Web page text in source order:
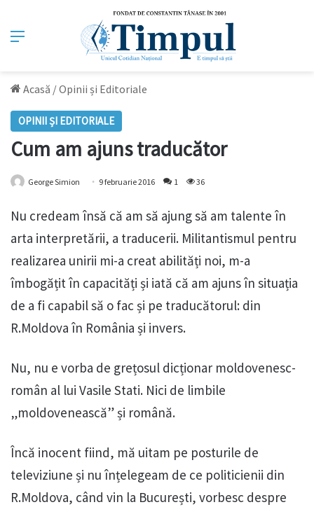
Meniu
Acasă /Opinii și Editoriale
OPINII ȘI EDITORIALE
Cum am ajuns traducător
George Simion 9 februarie 2016 1 36
Nu credeam însă că am să ajung să am talente în
arta interpretării, a traducerii. Militantismul pentru
rea‎lizarea unirii mi-a creat abilități noi, m-a
îmbogățit în capacități și iată că am ajuns în situația
de a fi capabil să o fac și pe traducătorul: din
R.Moldova în România și invers.
Nu, nu e vorba de grețosul dicționar moldovenesc-
român al lui Vasile Stati. Nici de limbile
„moldovenească” și română.
Încă inocent fiind, mă uitam pe posturile de
televiziune și nu înțelegeam de ce politicienii din
R.Moldova, când vin la București, vorbesc despre